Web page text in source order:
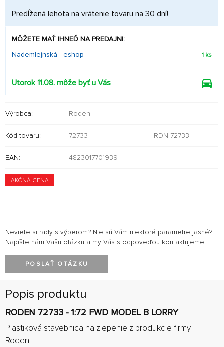
Predĺžená lehota na vrátenie tovaru na 30 dní!
MÔŽETE MAŤ IHNEĎ NA PREDAJNI:
Nademlejnská - eshop
1 ks
Utorok 11.08. môže byť u Vás
Výrobca: Roden
Kód tovaru: 72733 RDN-72733
EAN: 4823017701939
AKČNÁ CENA
Neviete si rady s výberom? Nie sú Vám niektoré parametre jasné?
Napíšte nám Vašu otázku a my Vás s odpoveďou kontaktujeme.
POSLAŤ OTÁZKU
Popis produktu
RODEN 72733 - 1:72 FWD MODEL B LORRY
Plastiková stavebnica na zlepenie z produkcie firmy
Roden.